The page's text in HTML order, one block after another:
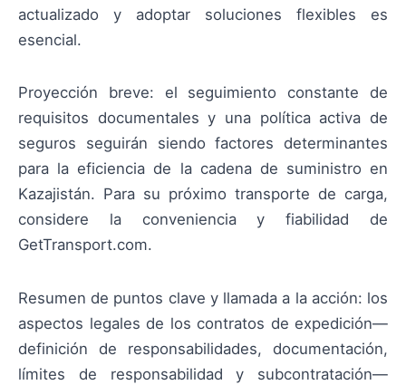
actualizado y adoptar soluciones flexibles es
esencial.
Proyección breve: el seguimiento constante de
requisitos documentales y una política activa de
seguros seguirán siendo factores determinantes
para la eficiencia de la cadena de suministro en
Kazajistán. Para su próximo transporte de carga,
considere la conveniencia y fiabilidad de
GetTransport.com.
Resumen de puntos clave y llamada a la acción: los
aspectos legales de los contratos de expedición—
definición de responsabilidades, documentación,
límites de responsabilidad y subcontratación—